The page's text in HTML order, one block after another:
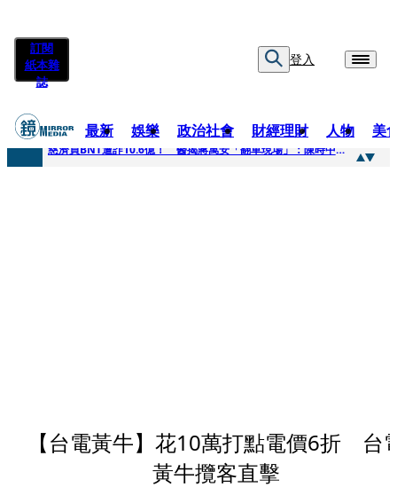
訂閱
紙本雜
誌
登入
最新 娛樂 政治社會 財經理財 人物 美
快訊
慈濟買BNT遭詐10.6億！ 醫揭蔣萬安「翻車現場」：陳時中當年是阻止被騙
【台電黃牛】花10萬打點電價6折 台
黃牛攬客直擊